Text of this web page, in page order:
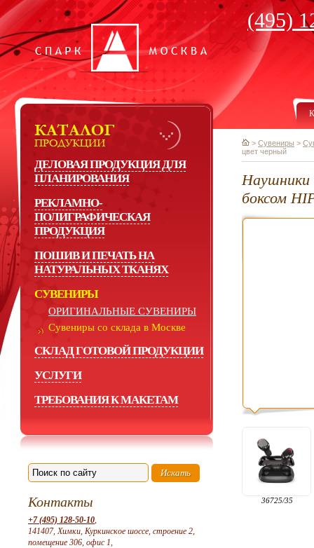
(495)
ДЕЛОВАЯ ПРОДУКЦИЯ ДЛЯ
ПЛАНИРОВАНИЯ
РЕКЛАМНО-
ПОЛИГРАФИЧЕСКАЯ
ПРОДУКЦИЯ
ПОШИВ И ПЕЧАТЬ НА
НАТУРАЛЬНЫХ ТКАНЯХ
СУВЕНИРЫ
ОРИГИНАЛЬНЫЕ СУВЕНИРЫ
Сувениры со склада в Москве
СКЛАД ГОТОВОЙ ПРОДУКЦИИ
УСЛУГИ
ТРЕБОВАНИЯ К МАКЕТАМ
Контакты
+7 (495) 128-50-10,
141407, Химки, Куркинское шоссе, строение 2,
помещение 306, офис 1,
> Сувениры >
цвет черный
Наушники
боксом
36725/35